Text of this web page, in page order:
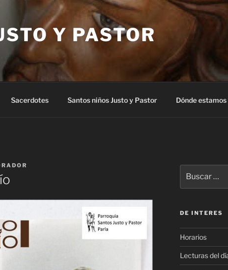
Y PASTOR
Sacerdotes Santos niños Justo y Pastor Dónde estamos
por:
DE INTERES
Horarios
Lecturas del